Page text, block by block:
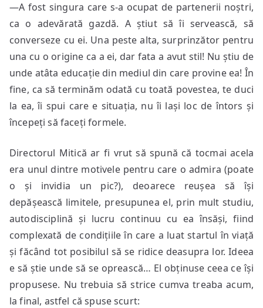
—A fost singura care s-a ocupat de partenerii noștri,
ca o adevărată gazdă. A știut să îi servească, să
converseze cu ei. Una peste alta, surprinzător pentru
una cu o origine ca a ei, dar fata a avut stil! Nu știu de
unde atâta educație din mediul din care provine ea! În
fine, ca să terminăm odată cu toată povestea, te duci
la ea, îi spui care e situația, nu îi lași loc de întors și
începeți să faceți formele.
Directorul Mitică ar fi vrut să spună că tocmai acela
era unul dintre motivele pentru care o admira (poate
o și invidia un pic?), deoarece reușea să își
depășească limitele, presupunea el, prin mult studiu,
autodisciplină și lucru continuu cu ea însăși, fiind
complexată de condițiile în care a luat startul în viață
și făcând tot posibilul să se ridice deasupra lor. Ideea
e să știe unde să se oprească… El obținuse ceea ce își
propusese. Nu trebuia să strice cumva treaba acum,
la final, astfel că spuse scurt: